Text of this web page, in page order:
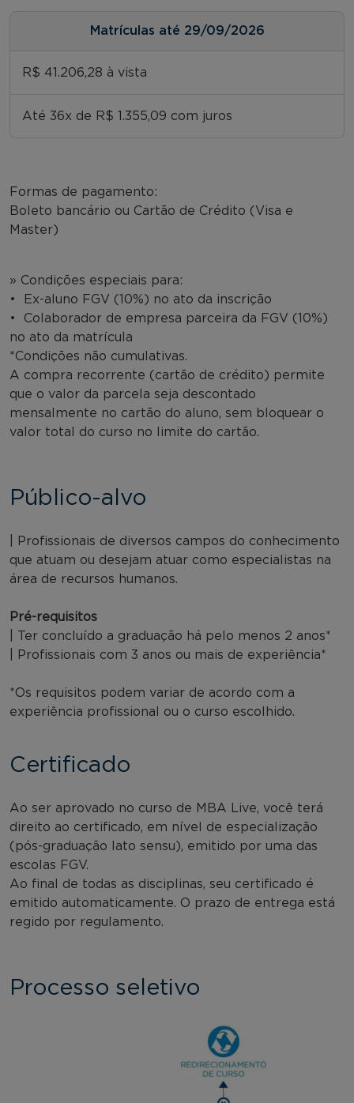
Matrículas até 29/09/2026
R$ 41.206,28 à vista
Até 36x de R$ 1.355,09 com juros
Formas de pagamento:
Boleto bancário ou Cartão de Crédito (Visa e
Master)
» Condições especiais para:
• Ex-aluno FGV (10%) no ato da inscrição
• Colaborador de empresa parceira da FGV (10%)
no ato da matrícula
*Condições não cumulativas.
A compra recorrente (cartão de crédito) permite
que o valor da parcela seja descontado
mensalmente no cartão do aluno, sem bloquear o
valor total do curso no limite do cartão.
Público-alvo
| Profissionais de diversos campos do conhecimento
que atuam ou desejam atuar como especialistas na
área de recursos humanos.
Pré-requisitos
| Ter concluído a graduação há pelo menos 2 anos*
| Profissionais com 3 anos ou mais de experiência*
*Os requisitos podem variar de acordo com a
experiência profissional ou o curso escolhido.
Certificado
Ao ser aprovado no curso de MBA Live, você terá
direito ao certificado, em nível de especialização
(pós-graduação lato sensu), emitido por uma das
escolas FGV.
Ao final de todas as disciplinas, seu certificado é
emitido automaticamente. O prazo de entrega está
regido por regulamento.
Processo seletivo